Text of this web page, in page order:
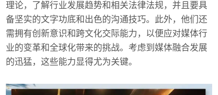
理论，了解行业发展趋势和相关法律法规，并且要具
备坚实的文字功底和出色的沟通技巧。此外，他们还
需拥有创新意识和跨文化交际能力，以便应对媒体行
业的变革和全球化带来的挑战。考虑到媒体融合发展
的迅猛，这些能力显得尤为关键。